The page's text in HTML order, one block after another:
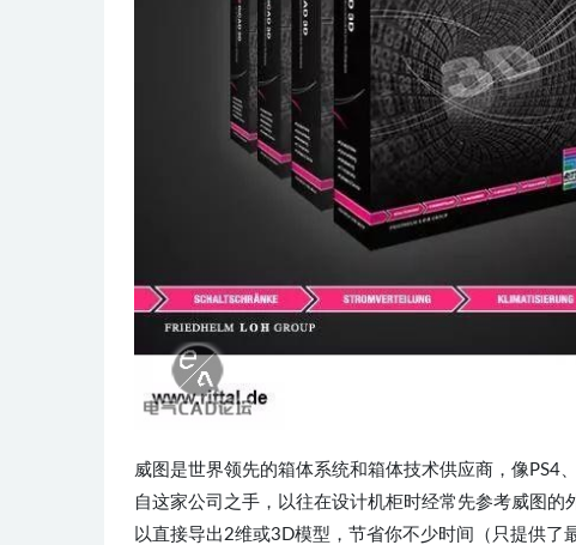
威图是世界领先的箱体系统和箱体技术供应商，像PS4
自这家公司之手，以往在设计机柜时经常先参考威图
以直接导出2维或3D模型，节省你不少时间（只提供了